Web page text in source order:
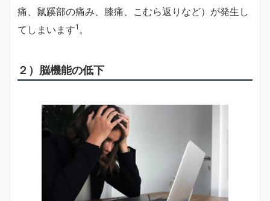
痛、鼠蹊部の痛み、膝痛、こむら返りなど）が発生し
てしまいます1 。
２）脳機能の低下